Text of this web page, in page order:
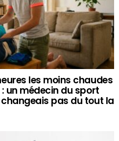
les moins chaudes
un médecin du sport
changeais pas du tout la